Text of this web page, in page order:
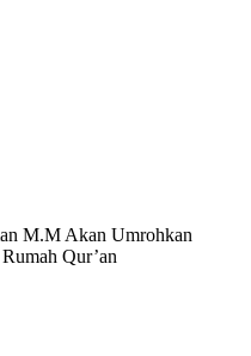
M.M Akan Umrohkan
Qur’an